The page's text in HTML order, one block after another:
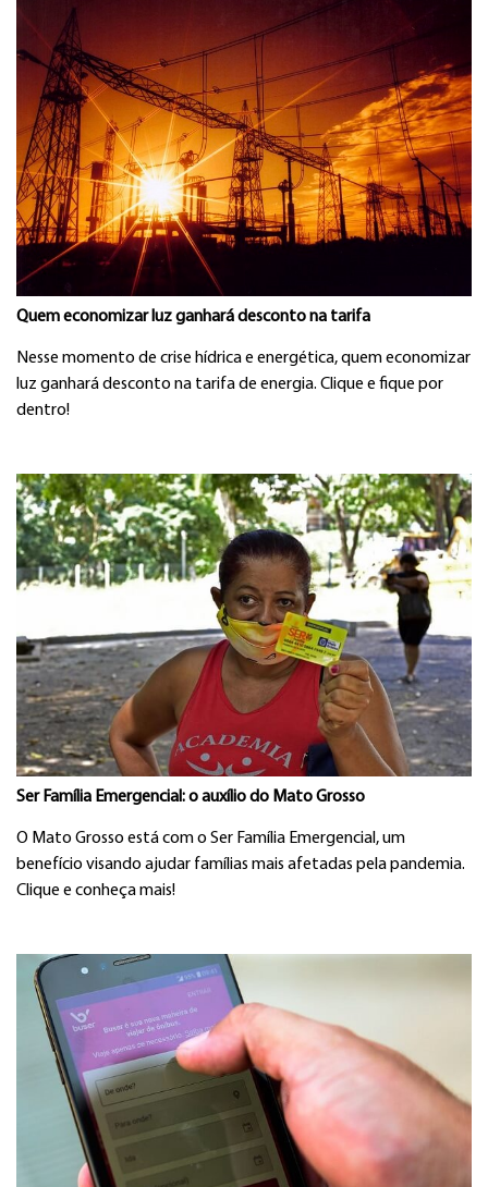
Quem economizar luz ganhará desconto na tarifa
Nesse momento de crise hídrica e energética, quem economizar
luz ganhará desconto na tarifa de energia. Clique e fique por
dentro!
Ser Família Emergencial: o auxílio do Mato Grosso
O Mato Grosso está com o Ser Família Emergencial, um
benefício visando ajudar famílias mais afetadas pela pandemia.
Clique e conheça mais!